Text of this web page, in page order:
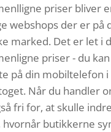
priser bliver
webshops der er på
marked. Det er let i
priser - du
på din mobiltelefon i
Når du handler
fri for, at skulle
butikkerne